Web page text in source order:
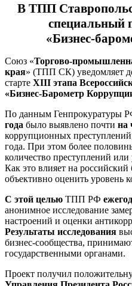
В ТПП
«Бизнес-
Союз «Торгово-
края» (ТПП СК) уведомляет
старте XIII этапа
«Бизнес-Барометр
По данным Генпрокуратуры
года было выявлено почти на
коррупционных
года. При этом более
количество преступлений
Как это влияет на российский
объективно оценить уровень
С этой целью ТПП РФ
анонимное исследование
настроений и оценки
Результаты исследования
бизнес-сообщества,
государственными органами.
Проект получил